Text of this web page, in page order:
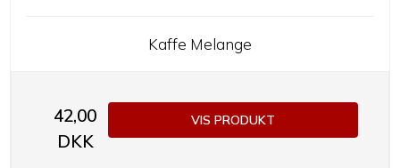
Kaffe Melange
42,00
DKK
VIS PRODUKT